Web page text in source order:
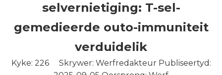
selvernietiging: T-sel-
gemedieerde outo-immuniteit
verduidelik
Kyke: 226Skrywer: Werfredakteur Publiseertyd: